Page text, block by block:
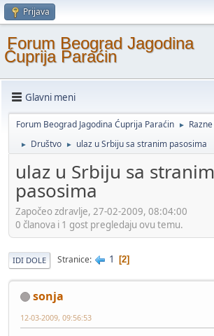
Prijava
Forum Beograd Jagodina
Ćuprija Paraćin
Glavni meni
Forum Beograd Jagodina Ćuprija Paraćin ►
► Društvo ► ulaz u Srbiju sa stranim pasosima
ulaz u Srbiju sa stranim
pasosima
Započeo zdravlje, 27-02-2009, 08:04:00
0 članova i 1 gost pregledaju ovu temu.
IDI DOLE Stranice 1 2
sonja
12-03-2009, 09:56:53